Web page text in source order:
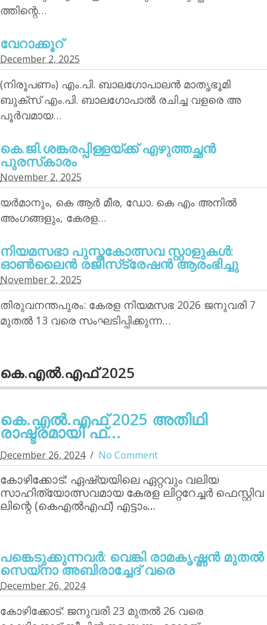
ത്തിന്റെ…
വേറാക്കൂറ്
December 2, 2025
(നിരൂപണം) എം.പി. ബാലഗോപാലന്‍ മാതൃഭൂമി
ബുക്‌സ് എം.പി. ബാലഗോപാല്‍ രചിച്ച വളരെ അ
പൂര്‍വമായ…
കെ.ജി.ശങ്കരപ്പിള്ളയ്ക്ക് എഴുത്തച്ഛന്‍
പുരസ്‌കാരം
November 2, 2025
യര്‍മാനും, കെ ആര്‍ മീര, ഡോ. കെ എം അനില്‍
അംഗങ്ങളും, കേരള…
നിയമസഭാ പുസ്തകോത്സവ സ്റ്റാളുകള്‍:
ഓണ്‍ലൈന്‍ രജിസ്‌ട്രേഷന്‍ ആരംഭിച്ചു
November 2, 2025
തിരുവനന്തപുരം: കേരള നിയമസഭ 2026 ജനുവരി 7
മുതല്‍ 13 വരെ സംഘടിപ്പിക്കുന്ന…
കെ.എല്‍.എഫ് 2025
കെ.എല്‍.എഫ് 2025 അതിഥി
രാഷ്ട്രമായി ഫ്...
December 26, 2024 No Comment
കോഴിക്കോട്: ഏഷ്യയിലെ ഏറ്റവും വലിയ
സാഹിത്യോത്സവമായ കേരള ലിറ്ററേച്ചര്‍ ഫെസ്റ്റിവ
ലിന്റെ (കെഎല്‍എഫ്) എട്ടാം…
പങ്കെടുക്കുന്നവര്‍: വെങ്കി രാമകൃഷ്ണന്‍ മുതല്‍
സെയ്‌നാ അബിരാച്ചേദ് വരെ
December 26, 2024
കോഴിക്കോട്: ജനുവരി 23 മുതല്‍ 26 വരെ